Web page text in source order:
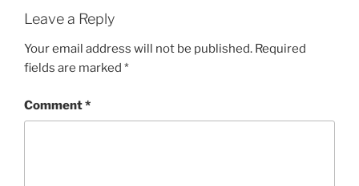
Leave a Reply
Your email address will not be published. Required
fields are marked *
Comment*